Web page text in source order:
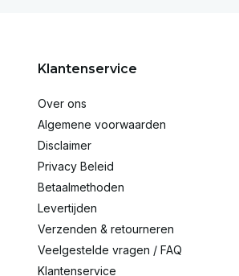
Klantenservice
Over ons
Algemene voorwaarden
Disclaimer
Privacy Beleid
Betaalmethoden
Levertijden
Verzenden & retourneren
Veelgestelde vragen / FAQ
Klantenservice